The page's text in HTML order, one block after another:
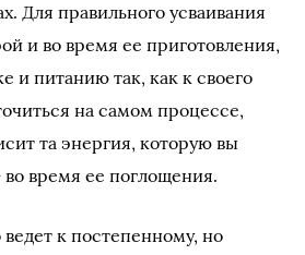
Для правильного усваивания
и во время ее приготовления,
и питанию так, как к своего
на самом процессе,
та энергия, которую вы
время ее поглощения.
к постепенному, но